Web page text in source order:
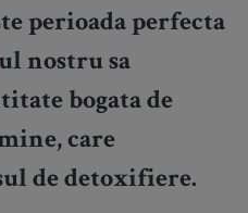
perioada perfecta
nostru sa
bogata de
care
de detoxifiere.